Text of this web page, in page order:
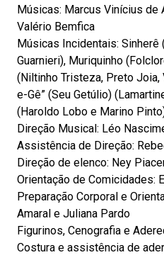
Músicas: Marcus Vinícius de
Valério Bemfica
Músicas Incidentais: Sinherê
Guarnieri), Muriquinho
(Niltinho Tristeza, Preto Joia,
e-Gê” (Seu Getúlio)
(Haroldo Lobo e Marino
Direção Musical: Léo
Assistência de Direção:
Direção de elenco: Ney
Orientação de Comicidades:
Preparação Corporal e
Amaral e Juliana Pardo
Figurinos, Cenografia e
Costura e assistência de